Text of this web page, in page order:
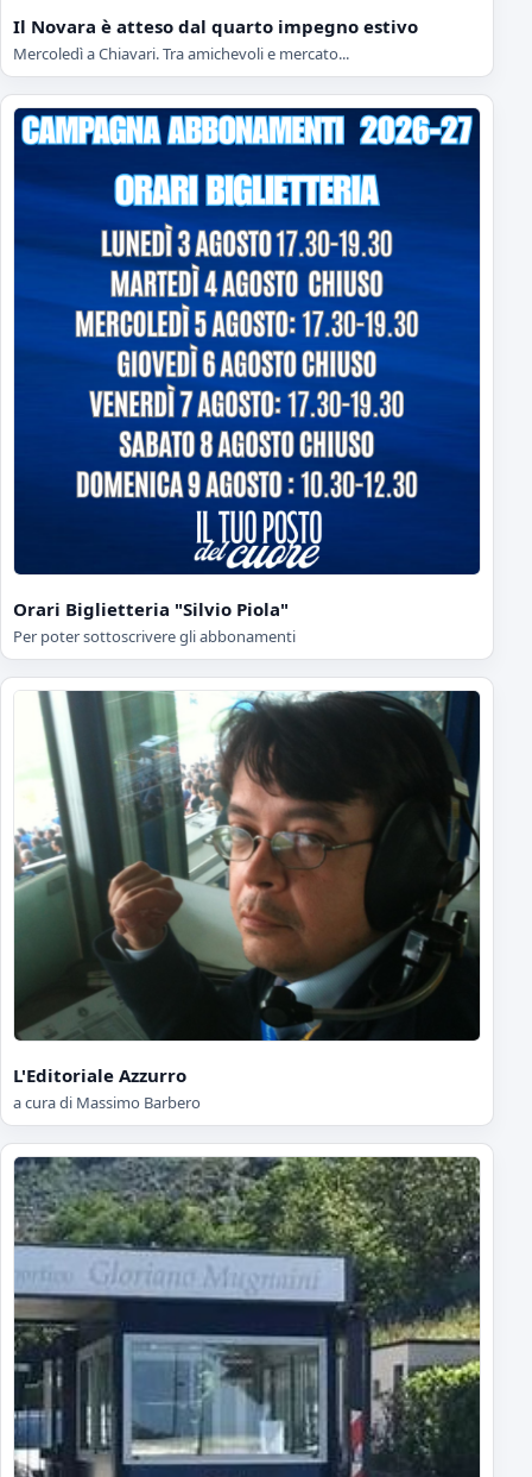
Il Novara è atteso dal quarto impegno estivo
Mercoledì a Chiavari. Tra amichevoli e mercato...
Orari Biglietteria "Silvio Piola"
Per poter sottoscrivere gli abbonamenti
L'Editoriale Azzurro
a cura di Massimo Barbero